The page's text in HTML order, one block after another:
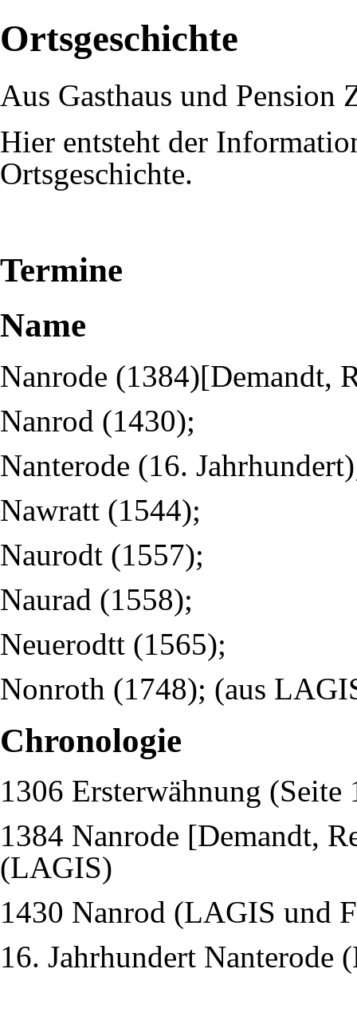
Ortsgeschichte
Aus Gasthaus und Pension
Hier entsteht der
Ortsgeschichte.
Termine
Name
Nanrode (1384)[Demandt,
Nanrod (1430);
Nanterode (16.
Nawratt (1544);
Naurodt (1557);
Naurad (1558);
Neuerodtt (1565);
Nonroth (1748); (aus
Chronologie
1306 Ersterwähnung (Seite
1384 Nanrode [Demandt,
(LAGIS)
1430 Nanrod (LAGIS und
16. Jahrhundert Nanterode